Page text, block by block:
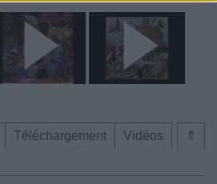
⇑
Téléchargement
Vidéos